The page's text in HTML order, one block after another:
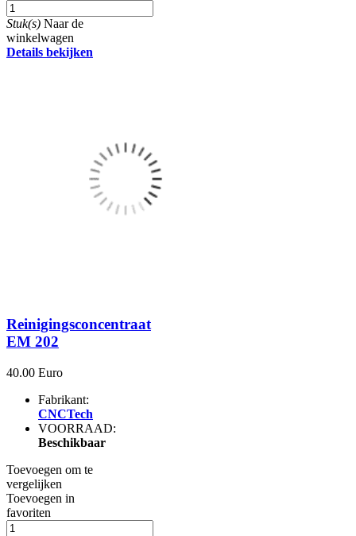
Stuk(s) Naar de
winkelwagen
Details bekijken
Reinigingsconcentraat
EM 202
40.00 Euro
Fabrikant:
CNCTech
VOORRAAD:
Beschikbaar
Toevoegen om te
vergelijken
Toevoegen in
favoriten